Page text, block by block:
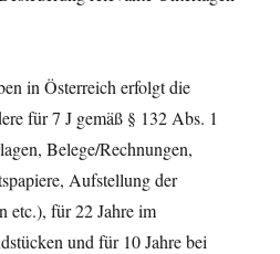
in Österreich erfolgt die
für 7 J gemäß § 132 Abs. 1
Belege/Rechnungen,
Aufstellung der
etc.), für 22 Jahre im
und für 10 Jahre bei